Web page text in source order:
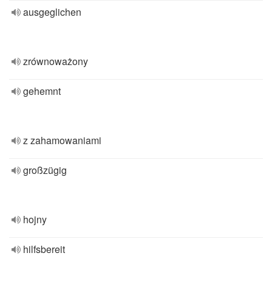
ausgeglichen
zrównoważony
gehemnt
z zahamowaniami
großzügig
hojny
hilfsbereit